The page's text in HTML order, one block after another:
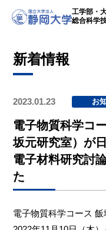
工学部・
総合科学
新着情報
2023.01.23 お
電子物質科学コ
坂元研究室）が
電子材料研究討
た
電子物質科学コース